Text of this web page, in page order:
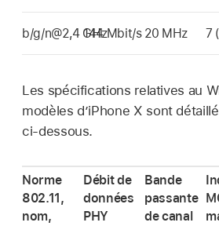
b/g/n@2,4 GHz144 Mbit/s 20 MHz 7
Les spécifications relatives au
modèles d’iPhone X sont
ci-dessous.
Norme
802.11,
nom,
Débit de
données
PHY
Bande
passante
de canal